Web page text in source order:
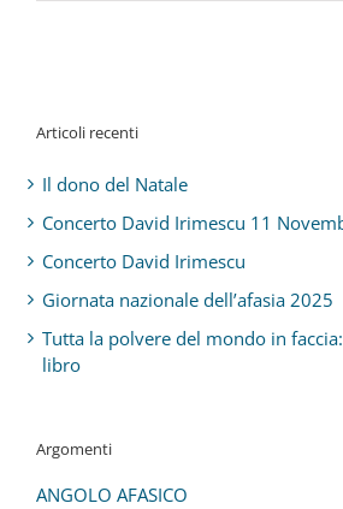
Articoli recenti
Il dono del Natale
Concerto David Irimescu 11
Concerto David Irimescu
Giornata nazionale dell’afasia 2025
Tutta la polvere del mondo in
libro
Argomenti
ANGOLO AFASICO